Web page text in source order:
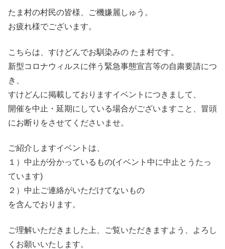
たま村の村民の皆様、ご機嫌麗しゅう。
お疲れ様でございます。
こちらは、すけどんでお馴染みの たま村です。
新型コロナウィルスに伴う緊急事態宣言等の自粛要請につ
き、
すけどんに掲載しておりますイベントにつきまして、
開催を中止・延期にしている場合がございますこと、冒頭
にお断りをさせてくださいませ。
ご紹介しますイベントは、
１）中止が分かっているもの(イベント中に中止とうたっ
ています)
２）中止ご連絡がいただけてないもの
を含んでおります。
ご理解いただきました上、ご覧いただきますよう、よろし
くお願いいたします。